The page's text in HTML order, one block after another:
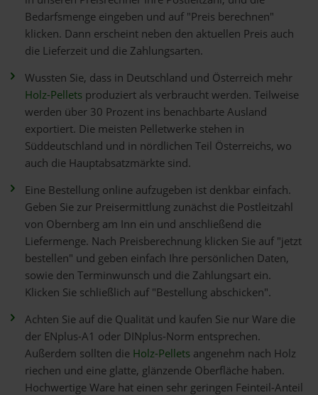
Bedarfsmenge eingeben und auf "Preis berechnen"
klicken. Dann erscheint neben den aktuellen Preis auch
die Lieferzeit und die Zahlungsarten.
Wussten Sie, dass in Deutschland und Österreich mehr
Holz-Pellets produziert als verbraucht werden. Teilweise
werden über 30 Prozent ins benachbarte Ausland
exportiert. Die meisten Pelletwerke stehen in
Süddeutschland und in nördlichen Teil Österreichs, wo
auch die Hauptabsatzmärkte sind.
Eine Bestellung online aufzugeben ist denkbar einfach.
Geben Sie zur Preisermittlung zunächst die Postleitzahl
von Obernberg am Inn ein und anschließend die
Liefermenge. Nach Preisberechnung klicken Sie auf "jetzt
bestellen" und geben einfach Ihre persönlichen Daten,
sowie den Terminwunsch und die Zahlungsart ein.
Klicken Sie schließlich auf "Bestellung abschicken".
Achten Sie auf die Qualität und kaufen Sie nur Ware die
der ENplus-A1 oder DINplus-Norm entsprechen.
Außerdem sollten die Holz-Pellets angenehm nach Holz
riechen und eine glatte, glänzende Oberfläche haben.
Hochwertige Ware hat einen sehr geringen Feinteil-Anteil